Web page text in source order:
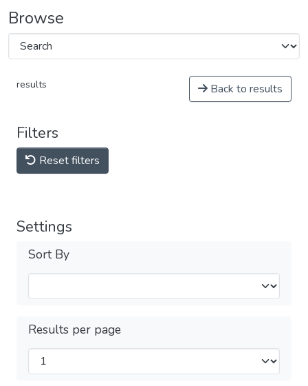
Browse
results Back to results
Filters
Reset filters
Settings
Sort By
Results per page